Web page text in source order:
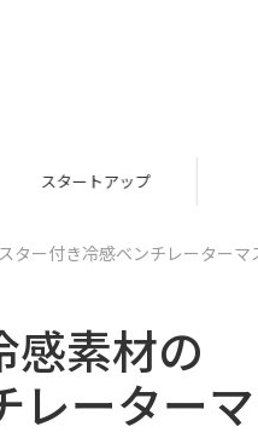
スタートアップ
ター付き冷感ベンチレーターマ
感素材の
レーター